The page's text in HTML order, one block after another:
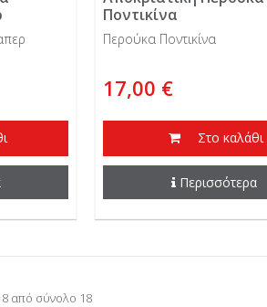
Ποντικίνα
Περούκα Ποντικίνα
17,00 €
Στο καλάθι
Περισσότερα
από σύνολο 18